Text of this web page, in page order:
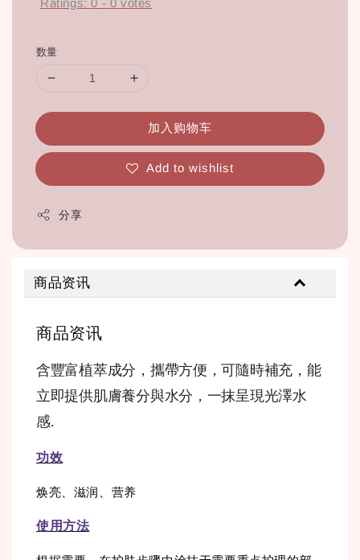
Ratings:0 - 0 votes
数量
加入购物车
Add to wishlist
分享
商品资讯
商品资讯
含豐富植萃成分，攜帶方便，可隨時補充，能
立即提供肌膚養分與水分，一抹呈現光澤水
感.
功效
焕亮、滋润、营养
使用方法